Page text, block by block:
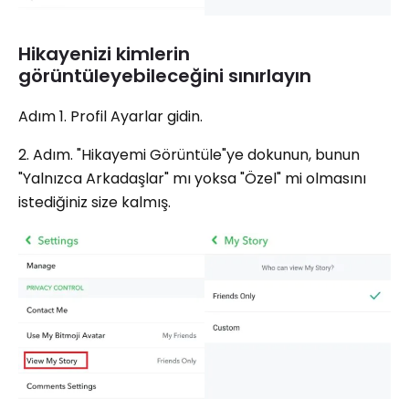
Hikayenizi kimlerin
görüntüleyebileceğini sınırlayın
Adım 1. Profil Ayarlar gidin.
2. Adım. "Hikayemi Görüntüle"ye dokunun, bunun
"Yalnızca Arkadaşlar" mı yoksa "Özel" mi olmasını
istediğiniz size kalmış.